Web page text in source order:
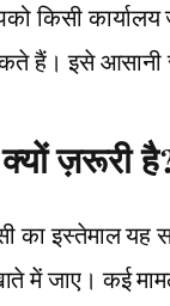
किसी
हैं। इसे आसानी
ज़रूरी
का इस्तेमाल यह
में जाए। कई